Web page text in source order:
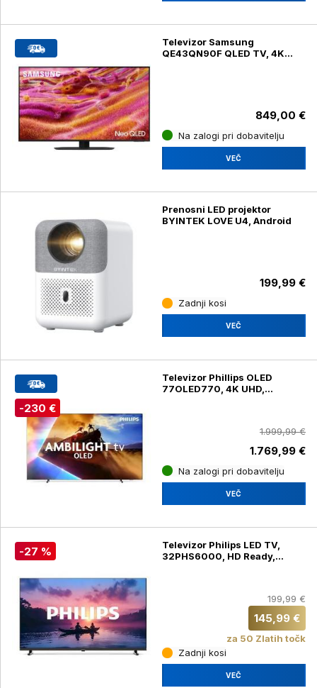
Televizor Samsung
QE43QN90F QLED TV, 4K
849,00 €
Na zalogi pri dobavitelju
VEČ
Prenosni LED projektor
BYINTEK LOVE U4, Android
199,99 €
Zadnji kosi
VEČ
-230 €
Televizor Phillips OLED
77OLED770, 4K UHD,
1.999,99 €
1.769,99 €
Na zalogi pri dobavitelju
VEČ
-27 %
Televizor Philips LED TV,
32PHS6000, HD Ready,
199,99 €
145,99 €
za 50 Zlatih točk
Zadnji kosi
VEČ